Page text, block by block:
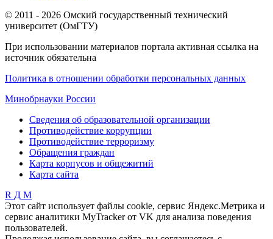
© 2011 - 2026 Омский государственный технический
университет (ОмГТУ)
При использовании материалов портала активная ссылка на
источник обязательна
Политика в отношении обработки персональных данных
Минобрнауки России
Сведения об образовательной организации
Противодействие коррупции
Противодействие терроризму
Обращения граждан
Карта корпусов и общежитий
Карта сайта
R Д М
Этот сайт использует файлы cookie, сервис Яндекс.Метрика и
сервис аналитики MyTracker от VK для анализа поведения
пользователей.